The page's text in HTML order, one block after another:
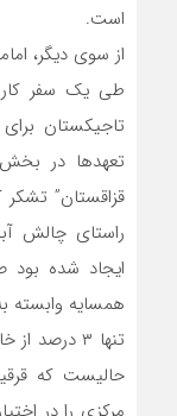
است.
از سوی دیگر،
طی یک سفر
تاجیکستان
تعهدها در
قزاقستان”
راستای چالش
ایجاد شده
همسایه وابسته
تنها ۳